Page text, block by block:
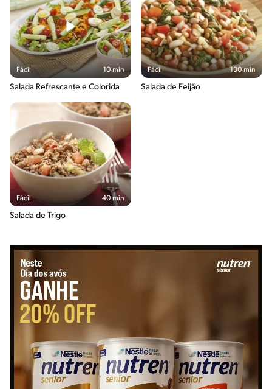
Fácil 10 min
Salada Refrescante e Colorida
Fácil 130 min
Salada de Feijão
Fácil 40 min
Salada de Trigo